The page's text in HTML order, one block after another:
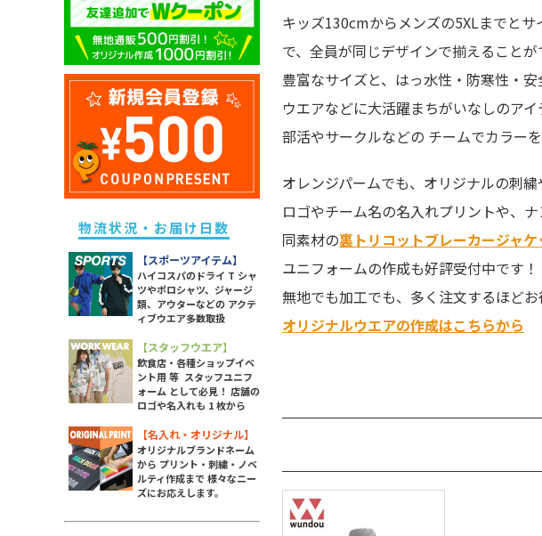
キッズ130cmからメンズの5XLまでと
で、全員が同じデザインで揃えること
豊富なサイズと、はっ水性・防寒性・
ウエアなどに大活躍まちがいなしのアイ
部活やサークルなどの チームでカラー
オレンジパームでも、オリジナルの刺
ロゴやチーム名の名入れプリントや、
同素材の裏トリコットブレーカージャケ
ユニフォームの作成も好評受付中です！
無地でも加工でも、多く注文するほど
オリジナルウエアの作成はこちらから
ライト
ソックス
ラッピング・ショッパー・ギフ
トバッグ・包材
イベント・観戦グッズ
パーツ・付属品
スポーツグッズ
その他雑貨
メンズ 長袖Tシャツ
メンズ スポーツアイテム
メンズ ワークウエア
メンズ アウター
メンズ タンクトップ
メンズ シャツ
キッズ パーカー
キッズ スウェットパンツ
キッズ 長袖Tシャツ
キッズ スポーツアイテム
キッズ アウター
キッズ ボトムス
レディース パーカー
レディース スウェットパンツ
レディース 長袖Tシャツ
レディース スポーツアイテム
レディース ワークウエア
レディース シャツ
レディース アウター
レディース タンク・キャミ
レディース ボトムス
ユニセックス ポロシャツ
ユニセックス パーカー
ユニセックス 長袖Tシャツ
ユニセックス スポーツアイテム
ユニセックス アウター
ユニセックス シャツ
物流状況・お届け日数
【スポーツアイテム】
ハイコスパのドライ T シャ
ツやポロシャツ、ジャージ
類、アウターなどの アクテ
ィブウエア多数取扱
【スタッフウエア】
飲食店・各種ショップイベ
ント用 等 スタッフユニフ
ォーム として必見！ 店舗の
ロゴや名入れも 1 枚から
【名入れ・オリジナル】
オリジナルブランドネーム
から プリント・刺繍・ノベ
ルティ作成まで 様々なニー
ズにお応えします。